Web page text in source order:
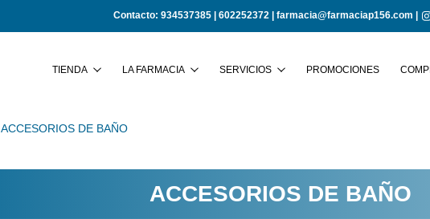
Contacto: 934537385| 602252372| farmacia@farmaciap156.com
TIENDA LA FARMACIA SERVICIOS PROMOCIONES
ACCESORIOS DE BAÑO
ACCESORIOS DE BAÑO